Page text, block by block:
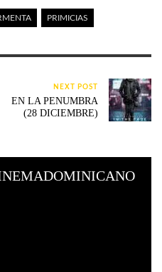
PRIMICIAS
NEXT POST
EN LA PENUMBRA
(28 DICIEMBRE)